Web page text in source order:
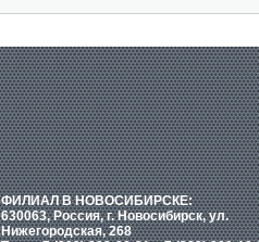
ФИЛИАЛ В НОВОСИБИРСКЕ:
630063, Россия, г. Новосибирск, ул.
Нижегородская, 268